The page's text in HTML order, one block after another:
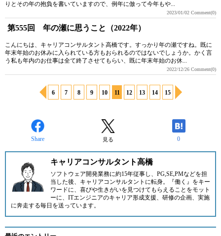
りとその年の抱負を書いていますので、例年に倣って今年もや...
2023/01/02 Comment(0)
第555回 年の瀬に思うこと（2022年）
こんにちは、キャリアコンサルタント高橋です。すっかり年の瀬ですね。既に
年末年始のお休みに入られている方もおられるのではないでしょうか。かく言
う私も年内のお仕事は全て終了させてもらい、既に年末年始のお休...
2022/12/26 Comment(0)
6 7 8 9 10 11 12 13 14 15
Share 見る 0
キャリアコンサルタント高橋
ソフトウェア開発業務に約15年従事し、PG,SE,PMなどを担
当した後、キャリアコンサルタントに転身。『働く』をキー
ワードに、喜びや生きがいを見つけてもらえることをモット
ーに、ITエンジニアのキャリア形成支援、研修の企画、実施
に奔走する毎日を送っています。